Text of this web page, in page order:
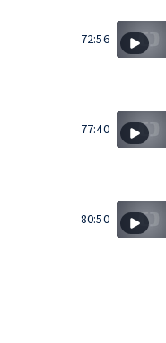
72:56
77:40
80:50